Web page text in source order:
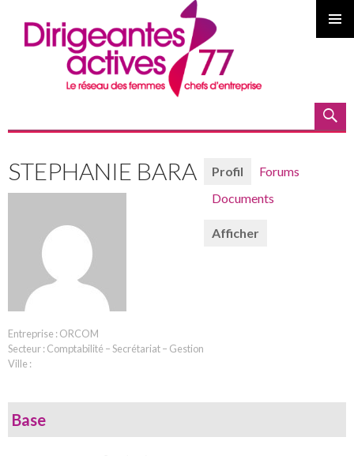
STEPHANIE BARA
Entreprise : ORCOM
Secteur : Comptabilité – Secrétariat – Gestion
Ville :
Profil
Forums
Documents
Afficher
Base